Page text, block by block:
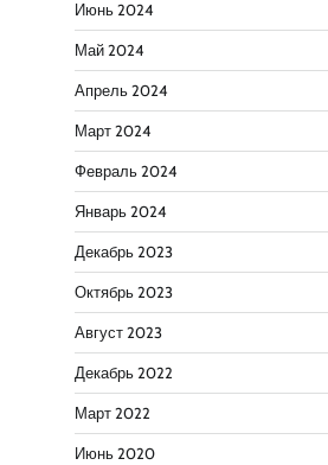
Июнь 2024
Май 2024
Апрель 2024
Март 2024
Февраль 2024
Январь 2024
Декабрь 2023
Октябрь 2023
Август 2023
Декабрь 2022
Март 2022
Июнь 2020